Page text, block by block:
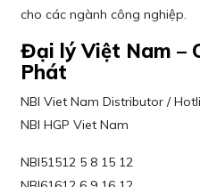
cho các ngành công nghiệp.
Đại lý Việt Nam –
Phát
NBI Viet Nam Distributor /
NBI HGP Viet Nam
NBI51512 5 8 15 12